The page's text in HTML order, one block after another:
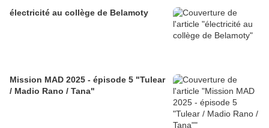
électricité au collège de Belamoty
Mission MAD 2025 - épisode 5 "Tulear
/ Madio Rano / Tana"